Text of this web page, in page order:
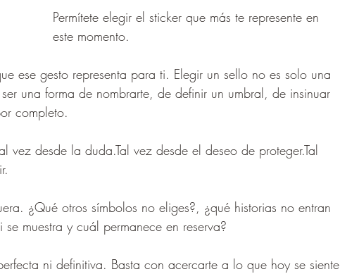
Permítete elegir el sticker que más te represente en
este momento.
ese gesto representa para ti. Elegir un sello no es solo una
una forma de nombrarte, de definir un umbral, de insinuar
completo.
vez desde la duda.Tal vez desde el deseo de proteger.Tal
¿Qué otros símbolos no eliges?, ¿qué historias no entran
muestra y cuál permanece en reserva?
ni definitiva. Basta con acercarte a lo que hoy se siente